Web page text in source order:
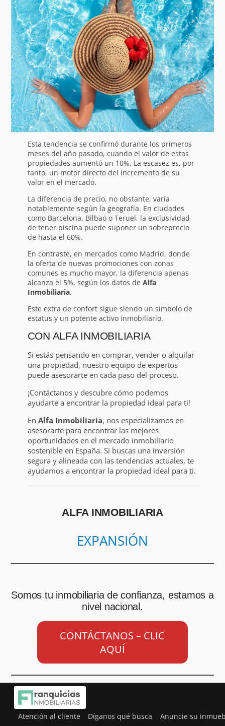
Esta tendencia se confirmó durante los primeros
meses del año pasado, cuando el valor de estas
propiedades aumentó un 10%. La escasez es, por
tanto, un motor directo del incremento de su
valor en el mercado.
La diferencia de precio, no obstante, varía
notablemente según la geografía. En ciudades
como Barcelona, Bilbao o Teruel, la exclusividad
de tener piscina puede suponer un sobreprecio
de hasta el 60%.
En contraste, en mercados como Madrid, donde
la oferta de nuevas promociones con zonas
comunes es mucho mayor, la diferencia apenas
alcanza el 5%, según los datos de Alfa
Inmobiliaria.
Este extra de confort sigue siendo un símbolo de
estatus y un potente activo inmobiliario.
CON ALFA INMOBILIARIA
Si estás pensando en comprar, vender o alquilar
una propiedad, nuestro equipo de expertos
puede asesorarte en cada paso del proceso.
¡Contáctanos y descubre cómo podemos
ayudarte a encontrar la propiedad ideal para ti!
En Alfa Inmobiliaria, nos especializamos en
asesorarte para encontrar las mejores
oportunidades en el mercado inmobiliario
sostenible en España. Si buscas una inversión
segura y alineada con las tendencias actuales, te
ayudamos a encontrar la propiedad ideal para ti.
ALFA INMOBILIARIA
EXPANSIÓN
Somos tu inmobiliaria de confianza, estamos a
nivel nacional.
CONTÁCTANOS – CLIC
AQUÍ
Atención al cliente Díganos qué busca Anuncie su